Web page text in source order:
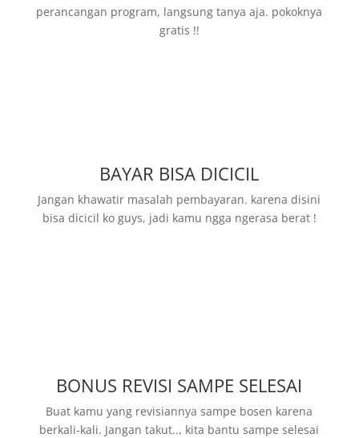
perancangan program, langsung tanya aja. pokoknya
gratis !!
BAYAR BISA DICICIL
Jangan khawatir masalah pembayaran. karena disini
bisa dicicil ko guys, jadi kamu ngga ngerasa berat !
BONUS REVISI SAMPE SELESAI
Buat kamu yang revisiannya sampe bosen karena
berkali-kali. Jangan takut.., kita bantu sampe selesai